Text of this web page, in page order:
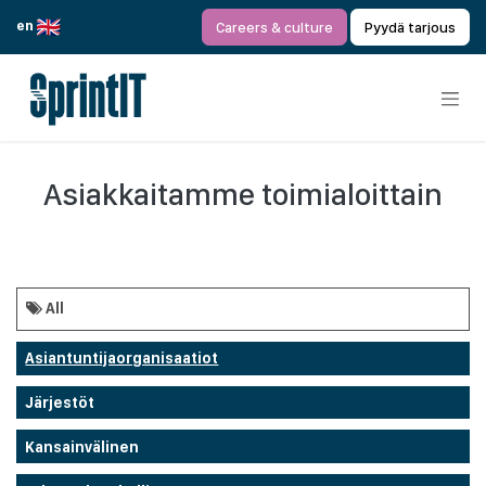
en
Careers & culture Pyydä tarjous
Asiakkaitamme toimialoittain
All
Asiantuntijaorganisaatiot
Järjestöt
Kansainvälinen